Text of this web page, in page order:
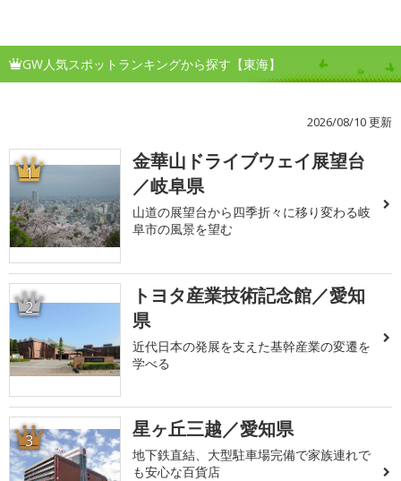
GW人気スポットランキングから探す【東海】
2026/08/10 更新
1
金華山ドライブウェイ展望台
／岐阜県
山道の展望台から四季折々に移り変わる岐
阜市の風景を望む
2
トヨタ産業技術記念館／愛知
県
近代日本の発展を支えた基幹産業の変遷を
学べる
3 星ヶ丘三越／愛知県
地下鉄直結、大型駐車場完備で家族連れで
も安心な百貨店